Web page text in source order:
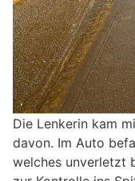
Die Lenkerin kam
davon. Im Auto
welches unverletzt